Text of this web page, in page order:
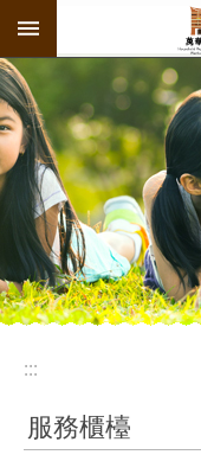
跳到主要內容區塊
:::
:::
服務櫃檯